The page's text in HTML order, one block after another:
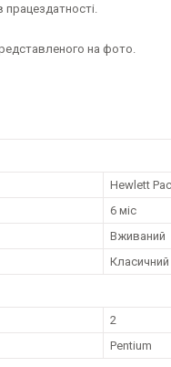
на фото.
Hewlett
6 міс
Вживаний
2
Pentium